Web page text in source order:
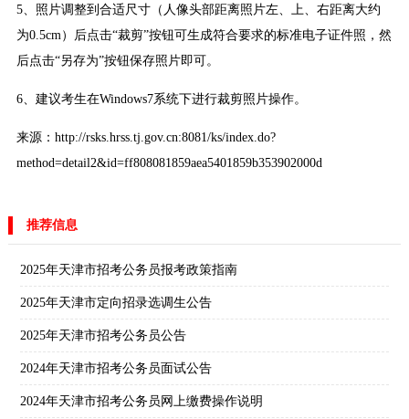
5、照片调整到合适尺寸（人像头部距离照片左、上、右距离大约
为0.5cm）后点击“裁剪”按钮可生成符合要求的标准电子证件照，然
后点击“另存为”按钮保存照片即可。
6、建议考生在Windows7系统下进行裁剪照片操作。
来源：http://rsks.hrss.tj.gov.cn:8081/ks/index.do?
method=detail2&id=ff808081859aea5401859b353902000d
推荐信息
2025年天津市招考公务员报考政策指南
2025年天津市定向招录选调生公告
2025年天津市招考公务员公告
2024年天津市招考公务员面试公告
2024年天津市招考公务员网上缴费操作说明